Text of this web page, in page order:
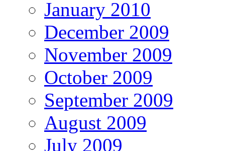
January 2010
December 2009
November 2009
October 2009
September 2009
August 2009
July 2009